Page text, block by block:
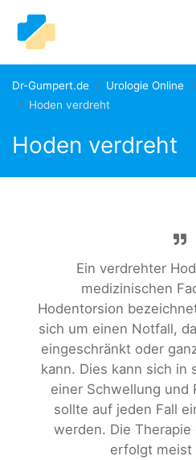
Dr-Gumpert.de Urologie Online
Hoden verdreht
Hoden verdreht
Ein verdrehter
medizinischen
Hodentorsion
sich um einen Notfall,
eingeschränkt oder
kann. Dies kann sich in
einer Schwellung und
sollte auf jeden Fall
werden. Die
erfolgt meist